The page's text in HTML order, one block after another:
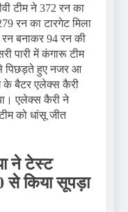
टीम ने 372 रन का
रन का टारगेट मिला
बनाकर 94 रन की
पारी में कंगारू टीम
से पिछड़ते हुए नजर आ
के बैटर एलेक्स कैरी
एलेक्स कैरी ने
को धांसू जीत
ने टेस्ट
से किया सूपड़ा